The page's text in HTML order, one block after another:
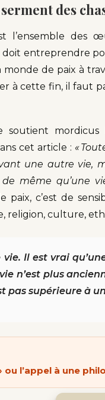
des
l’ensemble des
entreprendre
de paix à
à cette fin, il faut
soutient
cet article : «
une autre vie,
même qu’une
paix, c’est de
religion, culture,
Il est vrai
n’est plus
pas supérieure à
ou l’appel à une